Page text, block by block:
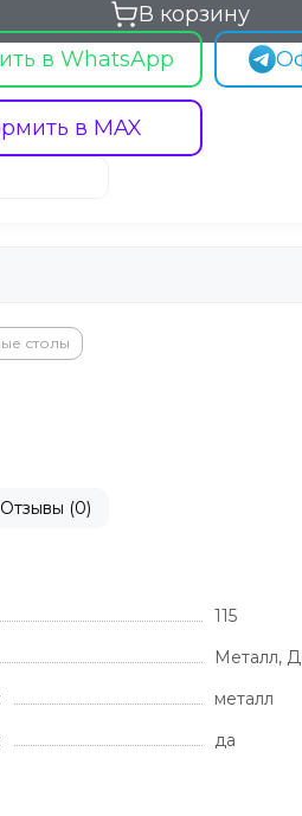
В корзину
в WhatsApp
в MAX
столы
Отзывы (0)
115
Металл,
металл
да